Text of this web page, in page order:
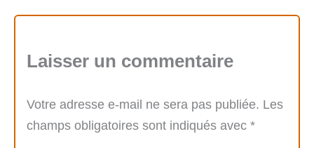
Laisser un commentaire
Votre adresse e-mail ne sera pas publiée. Les
champs obligatoires sont indiqués avec *